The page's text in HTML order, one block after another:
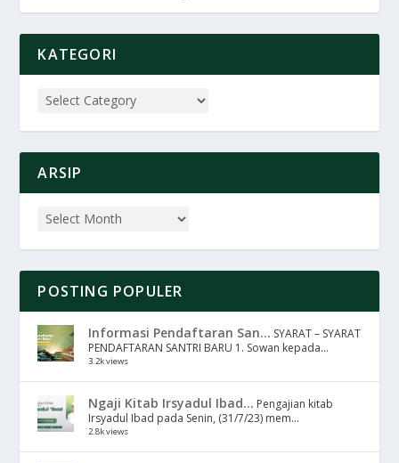
KATEGORI
ARSIP
POSTING POPULER
Informasi Pendaftaran San... SYARAT – SYARAT
PENDAFTARAN SANTRI BARU 1. Sowan kepada...
3.2k views
Ngaji Kitab Irsyadul Ibad... Pengajian kitab
Irsyadul Ibad pada Senin, (31/7/23) mem...
2.8k views